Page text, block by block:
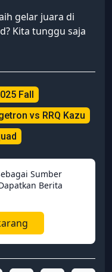
gelar juara di
Kita tunggu saja
Fall
vs RRQ Kazu
Sumber
Berita